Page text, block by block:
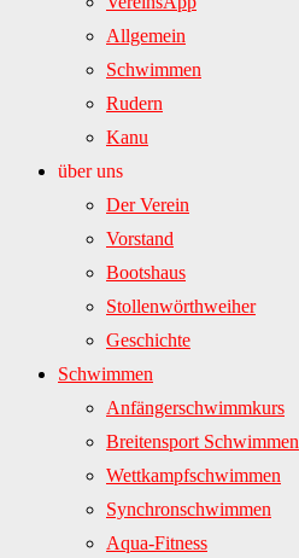
Allgemein
Schwimmen
Rudern
Kanu
über uns
Der Verein
Vorstand
Bootshaus
Stollenwörthweiher
Geschichte
Schwimmen
Anfängerschwimmkurs
Breitensport Schwimmen
Wettkampfschwimmen
Synchronschwimmen
Aqua-Fitness